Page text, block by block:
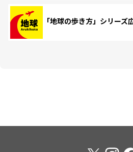
「地球の歩き方」シリーズ